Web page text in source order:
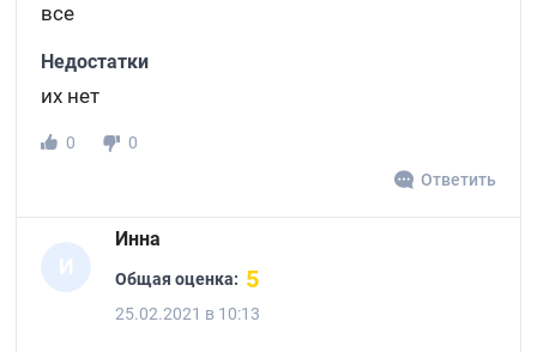
все
Недостатки
их нет
0
0
Ответить
И
Инна
Общая оценка: 5
25.02.2021 в 10:13